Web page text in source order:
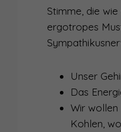
Stimme, die
ergotropes
Unser
Das
Wir wollen
Kohlen,